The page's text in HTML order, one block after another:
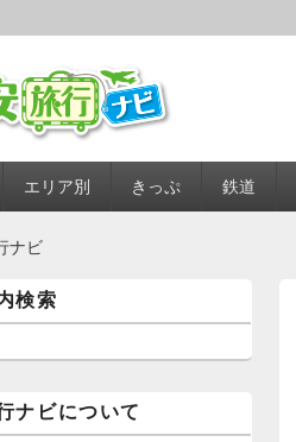
ーのコンテンツまでスキップ
ーのコンテンツまでスキップ
エリア別 きっぷ 鉄道
ナビ
検索
ナビについて